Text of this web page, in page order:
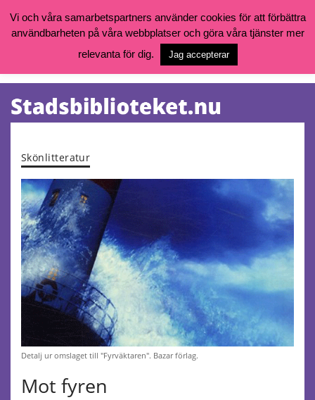
Vill du söka böcker, logga in på ditt bibliotekskonto eller nå övriga
goteborg.se/bibliotek
Öppettider, katalog och kontakt
Tjänster
Skönlitteratur
Detalj ur omslaget till "Fyrväktaren". Bazar förlag.
Mot fyren
Vi och våra samarbetspartners använder cookies för att förbättra
användbarheten på våra webbplatser och göra våra tjänster mer
relevanta för dig.
Jag accepterar